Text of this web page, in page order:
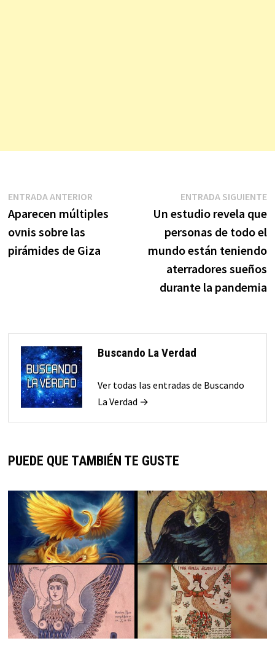
Navegación
de
entradas
ENTRADA ANTERIOREntrada
anterior:
Aparecen múltiples
ovnis sobre las
pirámides de Giza
ENTRADA SIGUIENTE
Un estudio revela que
personas de todo el
mundo están teniendo
aterradores sueños
durante la pandemia
Buscando La Verdad
Ver todas las entradas de Buscando
La Verdad →
PUEDE QUE TAMBIÉN TE GUSTE